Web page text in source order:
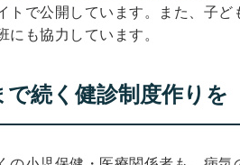
トで公開しています。また、子
にも協力しています。
で続く健診制度作りを